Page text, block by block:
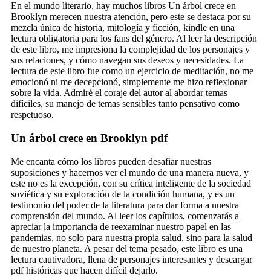
En el mundo literario, hay muchos libros Un árbol crece en
Brooklyn merecen nuestra atención, pero este se destaca por su
mezcla única de historia, mitología y ficción, kindle en una
lectura obligatoria para los fans del género. Al leer la descripción
de este libro, me impresiona la complejidad de los personajes y
sus relaciones, y cómo navegan sus deseos y necesidades. La
lectura de este libro fue como un ejercicio de meditación, no me
emocionó ni me decepcionó, simplemente me hizo reflexionar
sobre la vida. Admiré el coraje del autor al abordar temas
difíciles, su manejo de temas sensibles tanto pensativo como
respetuoso.
Un árbol crece en Brooklyn pdf
Me encanta cómo los libros pueden desafiar nuestras
suposiciones y hacernos ver el mundo de una manera nueva, y
este no es la excepción, con su crítica inteligente de la sociedad
soviética y su exploración de la condición humana, y es un
testimonio del poder de la literatura para dar forma a nuestra
comprensión del mundo. Al leer los capítulos, comenzarás a
apreciar la importancia de reexaminar nuestro papel en las
pandemias, no solo para nuestra propia salud, sino para la salud
de nuestro planeta. A pesar del tema pesado, este libro es una
lectura cautivadora, llena de personajes interesantes y descargar
pdf históricas que hacen difícil dejarlo.